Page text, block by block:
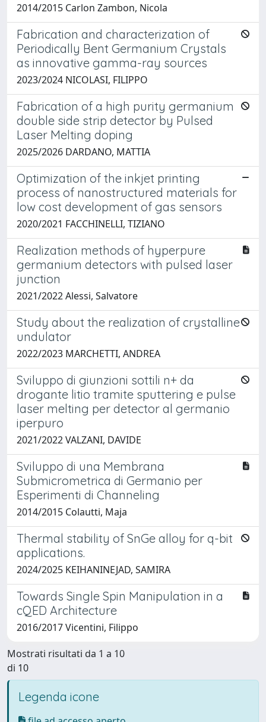
2014/2015 Carlon Zambon, Nicola
Fabrication and characterization of
Periodically Bent Germanium Crystals
as innovative gamma-ray sources
2023/2024 NICOLASI, FILIPPO
Fabrication of a high purity germanium
double side strip detector by Pulsed
Laser Melting doping
2025/2026 DARDANO, MATTIA
Optimization of the inkjet printing
process of nanostructured materials for
low cost development of gas sensors
2020/2021 FACCHINELLI, TIZIANO
Realization methods of hyperpure
germanium detectors with pulsed laser
junction
2021/2022 Alessi, Salvatore
Study about the realization of crystalline
undulator
2022/2023 MARCHETTI, ANDREA
Sviluppo di giunzioni sottili n+ da
drogante litio tramite sputtering e pulse
laser melting per detector al germanio
iperpuro
2021/2022 VALZANI, DAVIDE
Sviluppo di una Membrana
Submicrometrica di Germanio per
Esperimenti di Channeling
2014/2015 Colautti, Maja
Thermal stability of SnGe alloy for q-bit
applications.
2024/2025 KEIHANINEJAD, SAMIRA
Towards Single Spin Manipulation in a
cQED Architecture
2016/2017 Vicentini, Filippo
Mostrati risultati da 1 a 10
di 10
Legenda icone